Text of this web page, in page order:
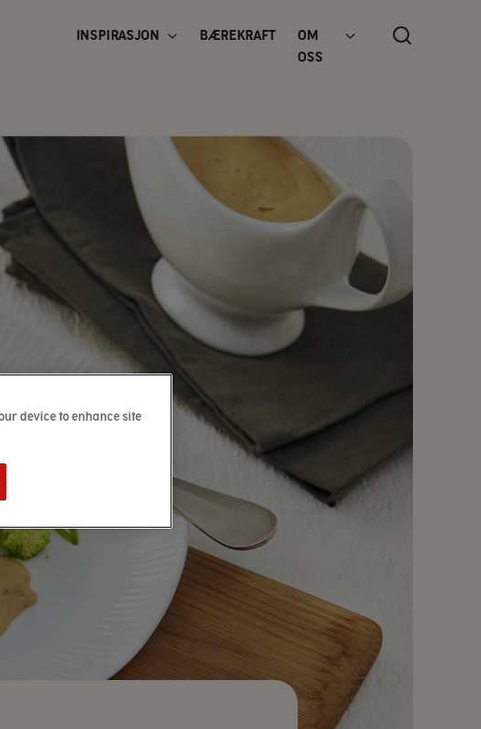
INSPIRASJON BÆREKRAFT
OM
OSS
device to enhance site